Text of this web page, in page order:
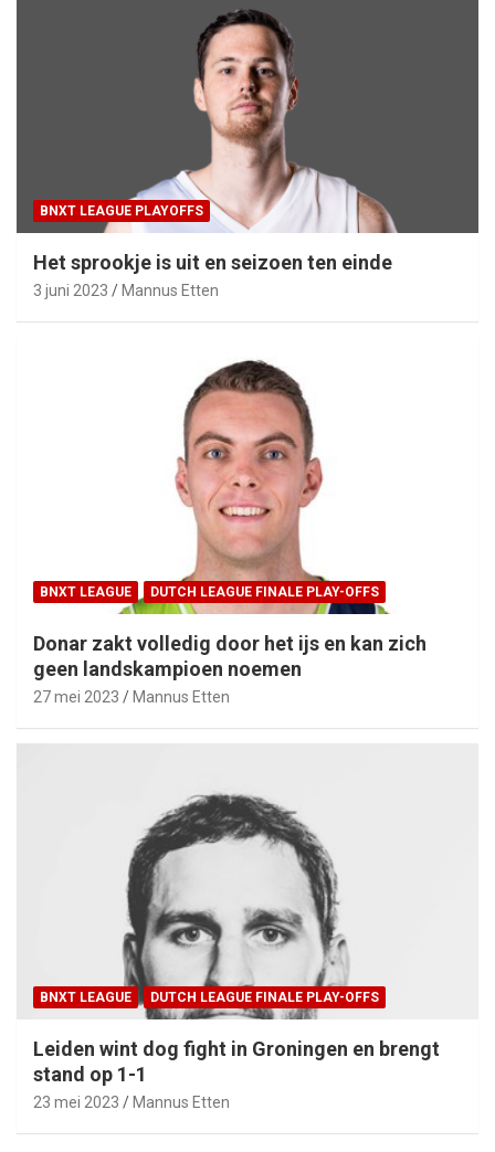
BNXT LEAGUE PLAYOFFS
Het sprookje is uit en seizoen ten einde
3 juni 2023 Mannus Etten
BNXT LEAGUE DUTCH LEAGUE FINALE PLAY-OFFS
Donar zakt volledig door het ijs en kan zich
geen landskampioen noemen
27 mei 2023 Mannus Etten
BNXT LEAGUE DUTCH LEAGUE FINALE PLAY-OFFS
Leiden wint dog fight in Groningen en brengt
stand op 1-1
23 mei 2023 Mannus Etten